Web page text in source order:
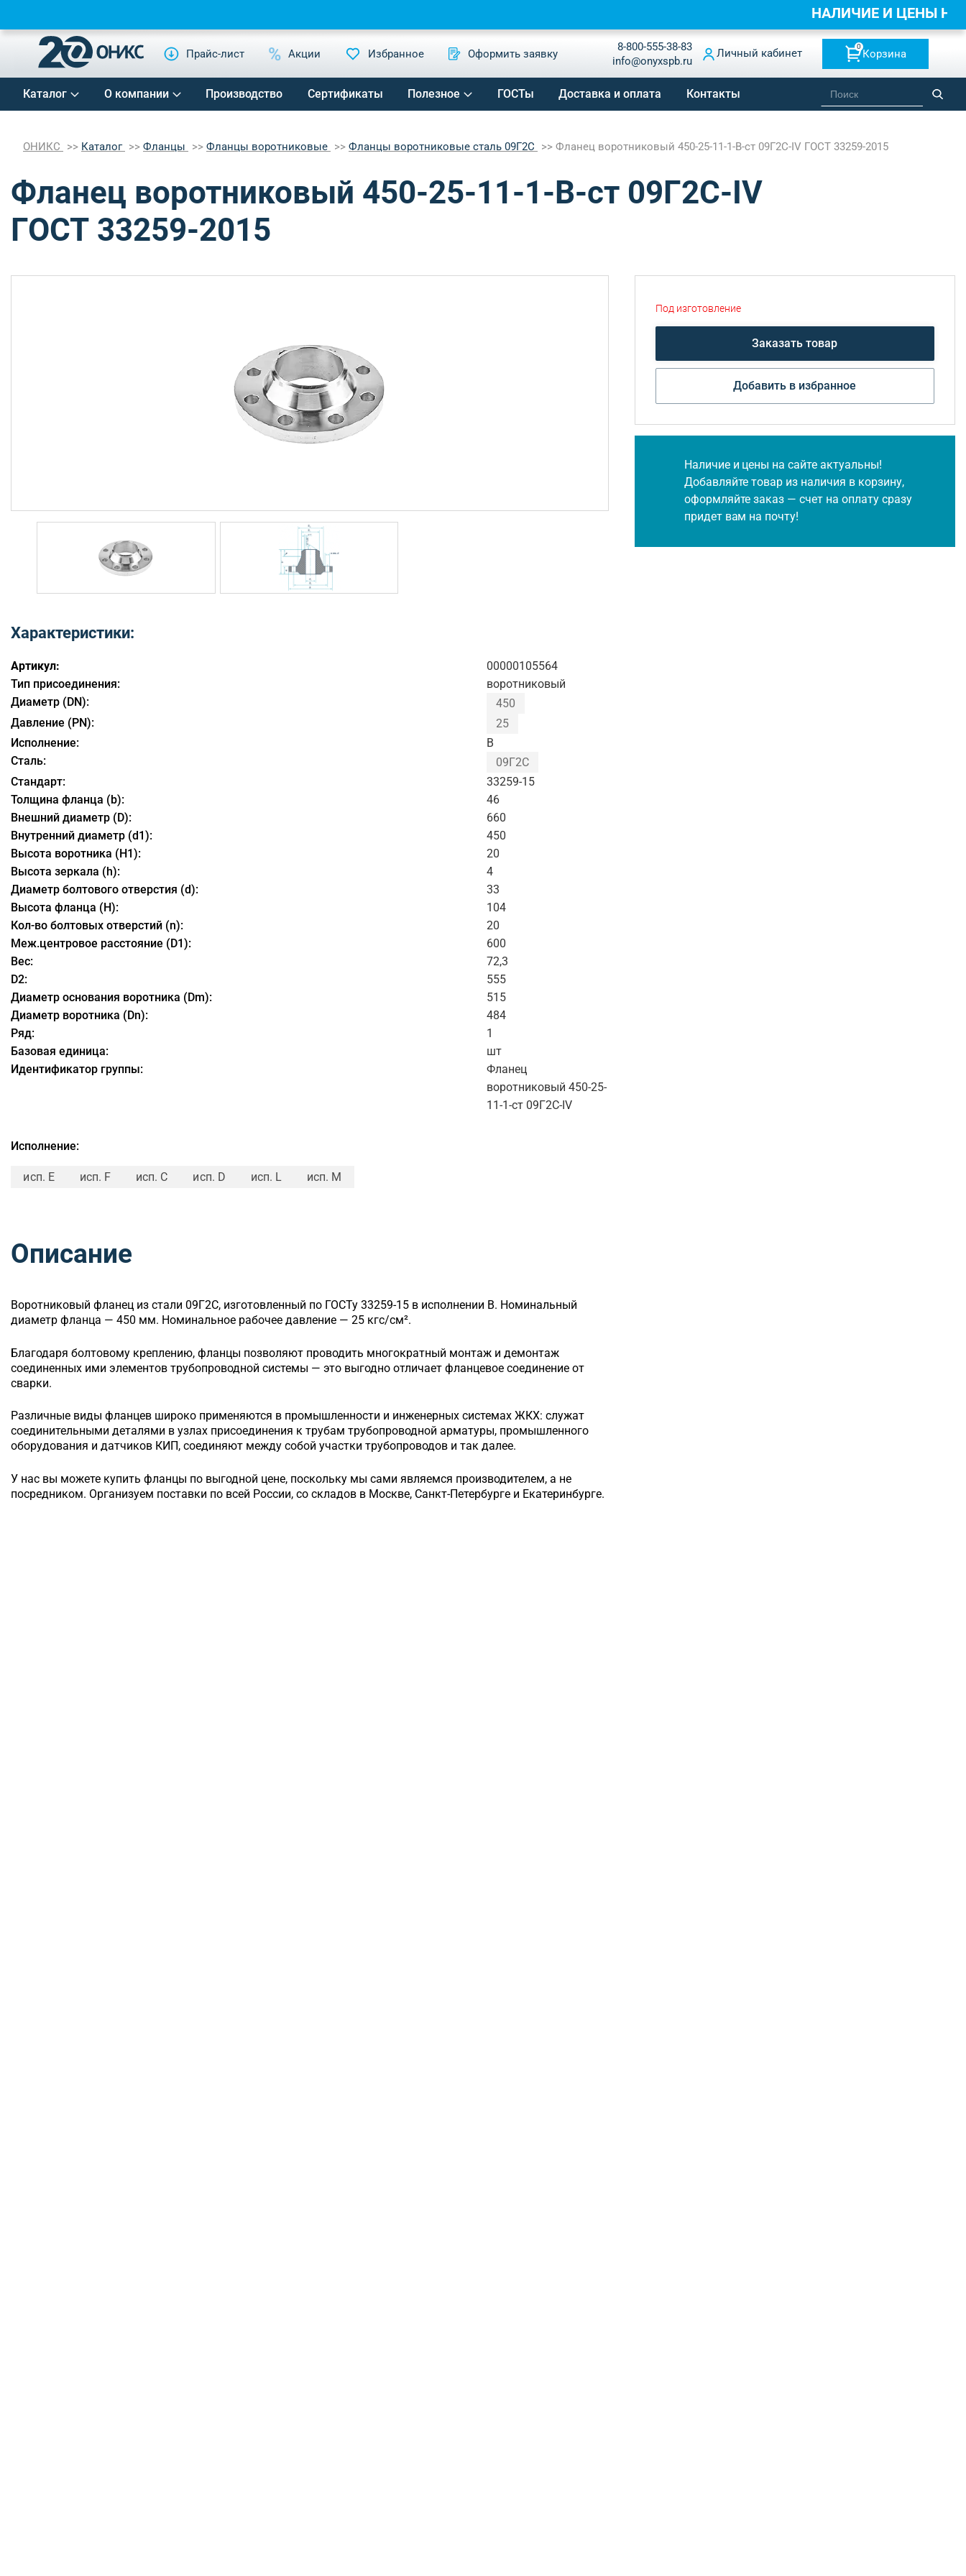
Прайс-лист Акции Избранное Оформить заявку
8-800-555-38-83
info@onyxspb.ru
Личный кабинет
0
Корзина
Каталог О компании Производство Сертификаты Полезное ГОСТы Доставка и оплата Контакты
ОНИКС Каталог Фланцы Фланцы воротниковые Фланцы воротниковые сталь 09Г2С Фланец воротниковый 450-25-11-1-B-ст 09Г2С-IV ГОСТ 33259-2015
Фланец воротниковый 450-25-11-1-B-ст 09Г2С-IV
ГОСТ 33259-2015
Характеристики:
Артикул:
00000105564
Тип присоединения:
воротниковый
Диаметр (DN):
450
Давление (PN):
25
Исполнение:
B
Сталь:
09Г2С
Стандарт:
33259-15
Толщина фланца (b):
46
Внешний диаметр (D):
660
Внутренний диаметр (d1):
450
Высота воротника (H1):
20
Высота зеркала (h):
4
Диаметр болтового отверстия (d):
33
Высота фланца (H):
104
Кол-во болтовых отверстий (n):
20
Меж.центровое расстояние (D1):
600
Вес:
72,3
D2:
555
Диаметр основания воротника (Dm):
515
Диаметр воротника (Dn):
484
Ряд:
1
Базовая единица:
шт
Идентификатор группы:
Фланец
воротниковый 450-25-
11-1-ст 09Г2С-IV
Исполнение:
исп. E исп. F исп. C исп. D исп. L исп. M
Описание
Воротниковый фланец из стали 09Г2С, изготовленный по ГОСТу 33259-15 в исполнении B. Номинальный
диаметр фланца — 450 мм. Номинальное рабочее давление — 25 кгс/см².
Благодаря болтовому креплению, фланцы позволяют проводить многократный монтаж и демонтаж
соединенных ими элементов трубопроводной системы — это выгодно отличает фланцевое соединение от
сварки.
Различные виды фланцев широко применяются в промышленности и инженерных системах ЖКХ: служат
соединительными деталями в узлах присоединения к трубам трубопроводной арматуры, промышленного
оборудования и датчиков КИП, соединяют между собой участки трубопроводов и так далее.
У нас вы можете купить фланцы по выгодной цене, поскольку мы сами являемся производителем, а не
посредником. Организуем поставки по всей России, со складов в Москве, Санкт-Петербурге и Екатеринбурге.
Под изготовление
Заказать товар
Добавить в избранное
Наличие и цены на сайте актуальны!
Добавляйте товар из наличия в корзину,
оформляйте заказ — счет на оплату сразу
придет вам на почту!
НАЛИЧИЕ И ЦЕНЫ